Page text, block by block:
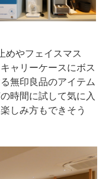
めやフェイスマス
ャリーケースにボス
無印良品のアイテム
時間に試して気に入
しみ方もできそう